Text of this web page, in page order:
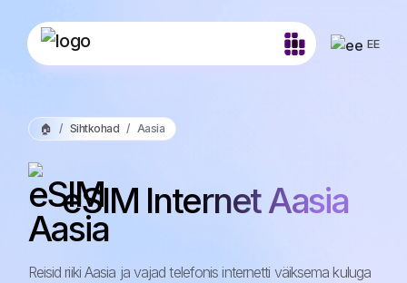
EE
🏠 Sihtkohad Aasia
eSIM Internet Aasia
Reisid riiki Aasia ja vajad telefonis internetti väiksema kuluga